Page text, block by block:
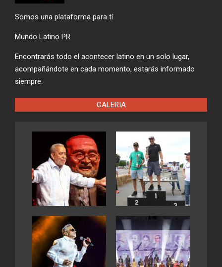
Somos una plataforma para tí
Mundo Latino PR
Encontrarás todo el acontecer latino en un solo lugar,
acompañándote en cada momento, estarás informado
siempre.
GALERIA